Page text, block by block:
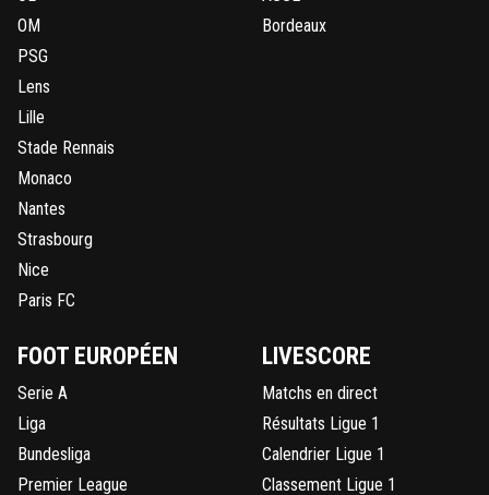
OM
PSG
Lens
Lille
Stade Rennais
Monaco
Nantes
Strasbourg
Nice
Paris FC
Bordeaux
FOOT EUROPÉEN
Serie A
Liga
Bundesliga
Premier League
LIVESCORE
Matchs en direct
Résultats Ligue 1
Calendrier Ligue 1
Classement Ligue 1